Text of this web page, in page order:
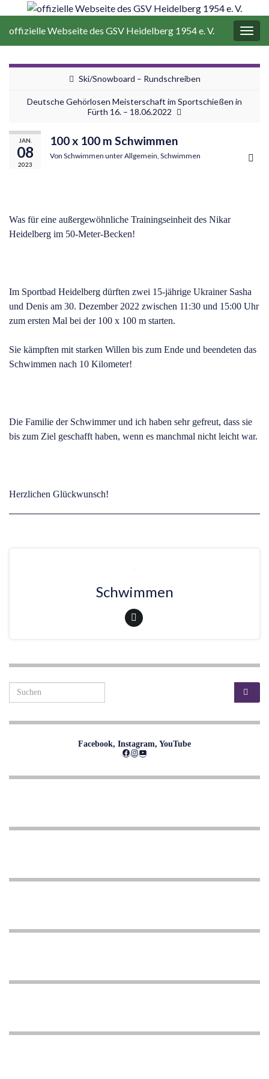
offizielle Webseite des GSV Heidelberg 1954 e. V.
Ski/Snowboard – Rundschreiben
Deutsche Gehörlosen Meisterschaft im Sportschießen in
Fürth 16. – 18.06.2022
JAN.
08
2023
100 x 100 m Schwimmen
Von Schwimmen unterAllgemein Schwimmen
Was für eine außergewöhnliche Trainingseinheit des Nikar
Heidelberg im 50-Meter-Becken!
Im Sportbad Heidelberg dürften zwei 15-jährige Ukrainer Sasha
und Denis am 30. Dezember 2022 zwischen 11:30 und 15:00 Uhr
zum ersten Mal bei der 100 x 100 m starten.
Sie kämpften mit starken Willen bis zum Ende und beendeten das
Schwimmen nach 10 Kilometer!
Die Familie der Schwimmer und ich haben sehr gefreut, dass sie
bis zum Ziel geschafft haben, wenn es manchmal nicht leicht war.
Herzlichen Glückwunsch!
Schwimmen
Search for:
Facebook, Instagram, YouTube
Facebook
Instagram
YouTube